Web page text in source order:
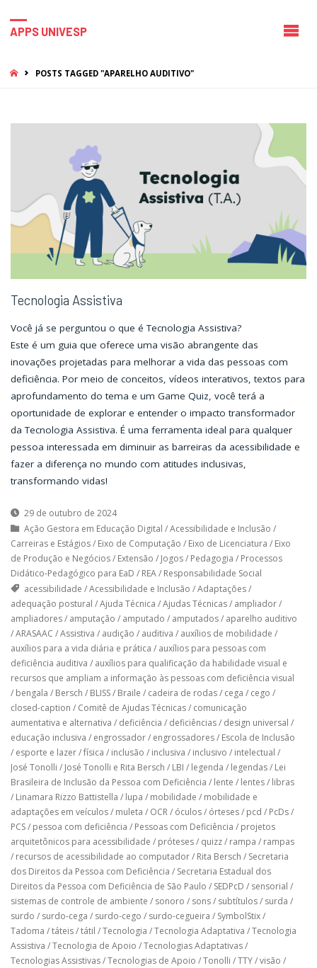
APPS UNIVESP
HOMEPOSTS TAGGED "APARELHO AUDITIVO"
Tecnologia Assistiva
Você já se perguntou o que é Tecnologia Assistiva?
Este é um guia que oferece uma visão abrangente das
inovações projetadas para melhorar a vida das pessoas com
deficiência. Por meio de conceitos, vídeos interativos, textos para
aprofundamento do tema e um Game Quiz, você terá a
oportunidade de explorar e entender o impacto transformador
da Tecnologia Assistiva. É uma ferramenta ideal para qualquer
pessoa interessada em diminuir as barreiras da acessibilidade e
fazer a diferença no mundo com atitudes inclusivas,
transformando vidas!
29 de outubro de 2024
Ação Gestora em Educação Digital /Acessibilidade e Inclusão /
Carreiras e Estágios/ Eixo de Computação / Eixo de Licenciatura / Eixo
de Produção e Negócios/ Extensão / Jogos/ Pedagogia / Processos
Didático-Pedagógico para EaD / REA/ Responsabilidade Social
acessibilidade /Acessibilidade e Inclusão /Adaptações/
adequação postural /Ajuda Técnica /Ajudas Técnicas/ ampliador/
ampliadores/ amputação / amputado / amputados/ aparelho auditivo
/ARASAAC /Assistiva / audição / auditiva / auxílios de mobilidade /
auxílios para a vida diária e prática / auxílios para pessoas com
deficiência auditiva / auxílios para qualificação da habilidade visual e
recursos que ampliam a informação às pessoas com deficiência visual
/ bengala / Bersch / BLISS/ Braile / cadeira de rodas/ cega / cego /
closed-caption / Comitê de Ajudas Técnicas/ comunicação
aumentativa e alternativa / deficiência / deficiências/ design universal /
educação inclusiva / engrossador/ engrossadores/ Escola de Inclusão
/ esporte e lazer/física / inclusão / inclusiva / inclusivo / intelectual /
José Tonolli / José Tonolli e Rita Bersch / LBI / legenda / legendas/ Lei
Brasileira de Inclusão da Pessoa com Deficiência / lente / lentes/ libras
/ Linamara Rizzo Battistella / lupa / mobilidade / mobilidade e
adaptações em veículos/ muleta / OCR/ óculos/ órteses/ pcd / PcDs/
PCS/ pessoa com deficiência / Pessoas com Deficiência / projetos
arquitetônicos para acessibilidade / próteses/ quizz/ rampa / rampas
/ recursos de acessibilidade ao computador/ Rita Bersch / Secretaria
dos Direitos da Pessoa com Deficiência / Secretaria Estadual dos
Direitos da Pessoa com Deficiência de São Paulo / SEDPcD / sensorial /
sistemas de controle de ambiente / sonoro / sons/ subtítulos/ surda /
surdo / surdo-cega / surdo-cego / surdo-cegueira / SymbolStix/
Tadoma /táteis/tátil /Tecnologia /Tecnologia Adaptativa /Tecnologia
Assistiva /Tecnologia de Apoio /Tecnologias Adaptativas/
Tecnologias Assistivas/Tecnologias de Apoio /Tonolli /TTY/visão /